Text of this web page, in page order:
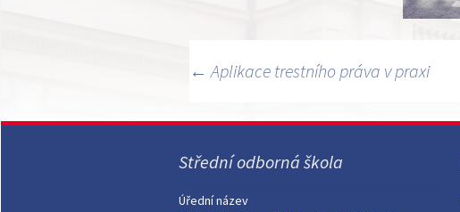
Navigace
příspěvky
← Aplikace trestního práva v praxi
Střední odborná škola
Úřední název